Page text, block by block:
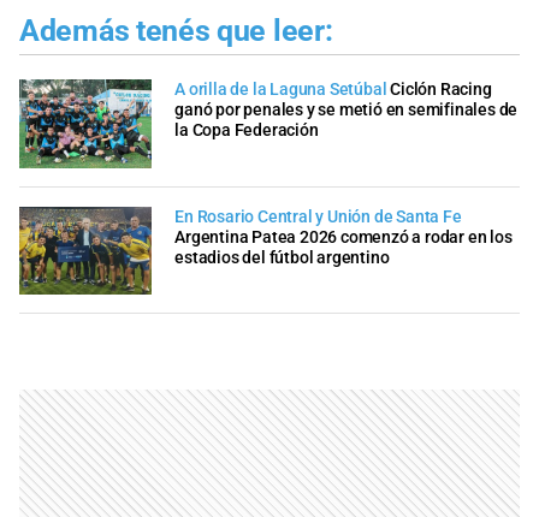
Además tenés que leer:
A orilla de la Laguna Setúbal Ciclón Racing
ganó por penales y se metió en semifinales de
la Copa Federación
En Rosario Central y Unión de Santa Fe
Argentina Patea 2026 comenzó a rodar en los
estadios del fútbol argentino